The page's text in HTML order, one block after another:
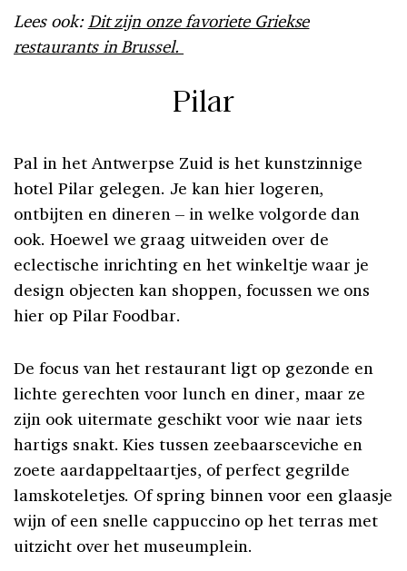
Lees ook: Dit zijn onze favoriete Griekse
restaurants in Brussel.
Pilar
Pal in het Antwerpse Zuid is het kunstzinnige
hotel Pilar gelegen. Je kan hier logeren,
ontbijten en dineren – in welke volgorde dan
ook. Hoewel we graag uitweiden over de
eclectische inrichting en het winkeltje waar je
design objecten kan shoppen, focussen we ons
hier op Pilar Foodbar.
De focus van het restaurant ligt op gezonde en
lichte gerechten voor lunch en diner, maar ze
zijn ook uitermate geschikt voor wie naar iets
hartigs snakt. Kies tussen zeebaarsceviche en
zoete aardappeltaartjes, of perfect gegrilde
lamskoteletjes. Of spring binnen voor een glaasje
wijn of een snelle cappuccino op het terras met
uitzicht over het museumplein.